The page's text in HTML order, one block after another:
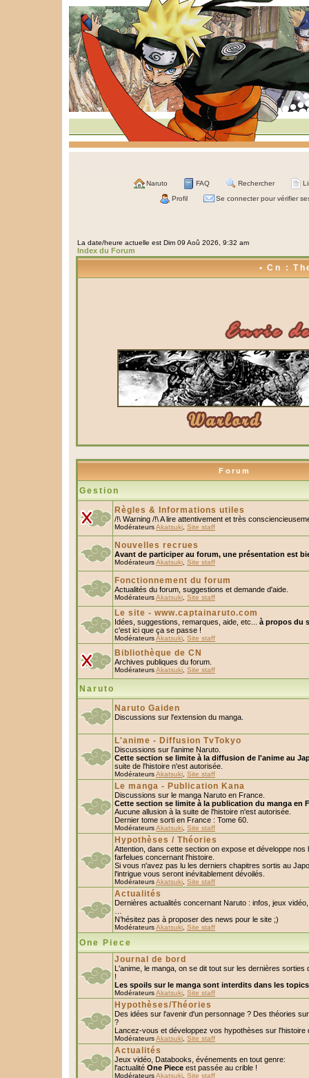
Naruto FAQ Rechercher
Profil Se connecter pour vérifier
La date/heure actuelle est Dim 09 Aoû 2026, 9:32 am
Index du Forum
• Cn :
Forum
Gestion
Règles & Informations utiles
/!\ Warning /!\ A lire attentivement et très
ModérateursAkatsuki Site staff
Nouvelles recrues
Avant de participer au forum, une présentation est
ModérateursAkatsuki Site staff
Fonctionnement du forum
Actualités du forum, suggestions et demande d'aide.
ModérateursAkatsuki Site staff
Le site - www.captainaruto.com
Idées, suggestions, remarques, aide, etc... à propos du
c'est ici que ça se passe !
ModérateursAkatsuki Site staff
Bibliothèque de CN
Archives publiques du forum.
ModérateursAkatsuki Site staff
Naruto
Naruto Gaiden
Discussions sur l'extension du manga.
L'anime - Diffusion TvTokyo
Discussions sur l'anime Naruto.
Cette section se limite à la diffusion de l'anime au
suite de l'histoire n'est autorisée.
ModérateursAkatsuki Site staff
Le manga - Publication Kana
Discussions sur le manga Naruto en France.
Cette section se limite à la publication du manga en
Aucune allusion à la suite de l'histoire n'est autorisée.
Dernier tome sorti en France : Tome 60.
ModérateursAkatsuki Site staff
Hypothèses / Théories
Attention, dans cette section on expose et développe nos
farfelues concernant l'histoire.
Si vous n'avez pas lu les derniers chapitres sortis au
l'intrigue vous seront inévitablement dévoilés.
ModérateursAkatsuki Site staff
Actualités
Dernières actualités concernant Naruto : infos, jeux
N’hésitez pas à proposer des news pour le site ;)
ModérateursAkatsuki Site staff
One Piece
Journal de bord
L'anime, le manga, on se dit tout sur les dernières sorties
!
Les spoils sur le manga sont interdits dans les
ModérateursAkatsuki Site staff
Hypothèses/Théories
Des idées sur l'avenir d'un personnage ? Des théories
?
Lancez-vous et développez vos hypothèses sur l'histoire
ModérateursAkatsuki Site staff
Actualités
Jeux vidéo, Databooks, événements en tout genre:
l'actualité One Piece est passée au crible !
ModérateursAkatsuki Site staff